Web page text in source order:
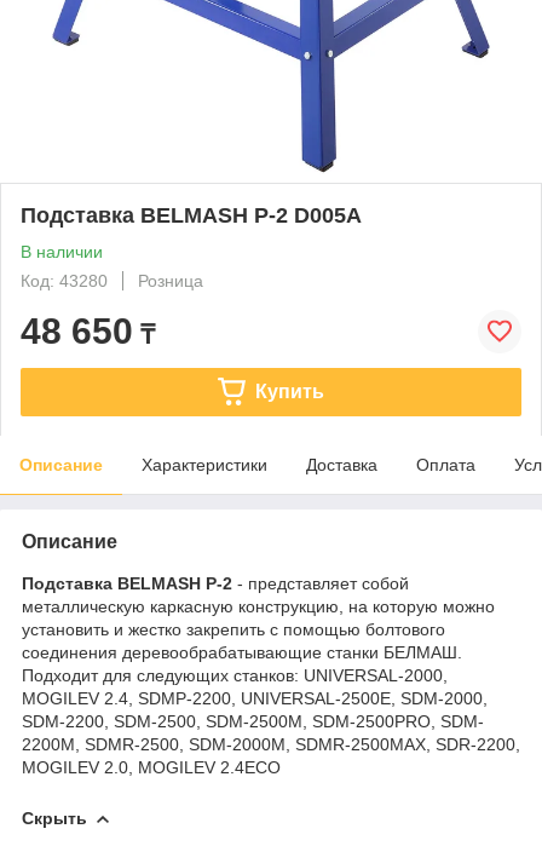
Подставка BELMASH P-2 D005A
В наличии
Код: 43280
Розница
48 650 ₸
Купить
Описание Характеристики Доставка Оплата
Описание
Подставка BELMASH P-2 - представляет собой
металлическую каркасную конструкцию, на которую можно
установить и жестко закрепить с помощью болтового
соединения деревообрабатывающие станки БЕЛМАШ.
Подходит для следующих станков: UNIVERSAL-2000,
MOGILEV 2.4, SDMP-2200, UNIVERSAL-2500E, SDM-2000,
SDM-2200, SDM-2500, SDM-2500M, SDM-2500PRO, SDM-
2200M, SDMR-2500, SDM-2000M, SDMR-2500MAX, SDR-2200,
MOGILEV 2.0, MOGILEV 2.4ECO
Скрыть